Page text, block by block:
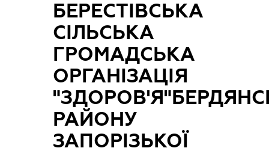
БЕРЕСТІВСЬКА
СІЛЬСЬКА
ГРОМАДСЬКА
ОРГАНІЗАЦІЯ
РАЙОНУ
ЗАПОРІЗЬКОЇ